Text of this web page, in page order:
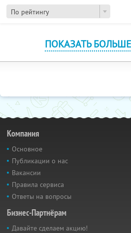
По рейтингу
ПОКАЗАТЬ
Компания
Основное
Публикации о нас
Вакансии
Правила сервиса
Ответы на вопросы
Бизнес-Партнёрам
Давайте сделаем акцию!